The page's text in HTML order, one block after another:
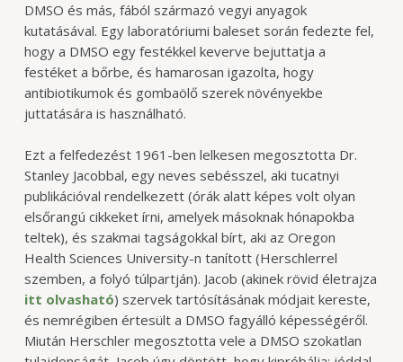
DMSO és más, fából származó vegyi anyagok
kutatásával. Egy laboratóriumi baleset során fedezte fel,
hogy a DMSO egy festékkel keverve bejuttatja a
festéket a bőrbe, és hamarosan igazolta, hogy
antibiotikumok és gombaölő szerek növényekbe
juttatására is használható.
Ezt a felfedezést 1961-ben lelkesen megosztotta Dr.
Stanley Jacobbal, egy neves sebésszel, aki tucatnyi
publikációval rendelkezett (órák alatt képes volt olyan
elsőrangú cikkeket írni, amelyek másoknak hónapokba
teltek), és szakmai tagságokkal bírt, aki az Oregon
Health Sciences University-n tanított (Herschlerrel
szemben, a folyó túlpartján). Jacob (akinek rövid életrajza
itt olvasható) szervek tartósításának módjait kereste,
és nemrégiben értesült a DMSO fagyálló képességéről.
Miután Herschler megosztotta vele a DMSO szokatlan